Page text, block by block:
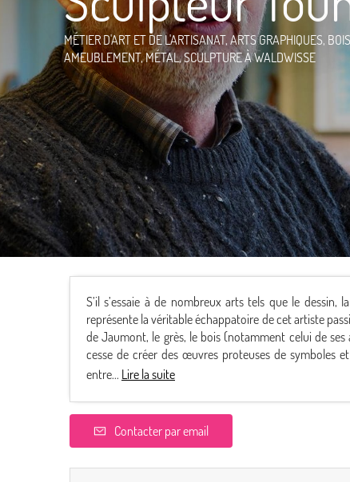
MÉTIER D'ART ET DE L'ARTISANAT, ARTS GRAPHIQUES,
AMEUBLEMENT,MÉTAL,SCULPTUREÀ WALDWISSE
S’il s’essaie à de nombreux arts tels que le
représente la véritable échappatoire de cet artiste
de Jaumont, le grès, le bois (notamment celui de
cesse de créer des œuvres proteuses de symboles
entre... Lire la suite
Contacter par email